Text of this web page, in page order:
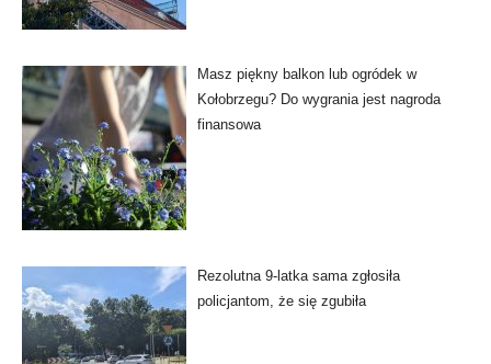
Masz piękny balkon lub ogródek w
Kołobrzegu? Do wygrania jest nagroda
finansowa
Rezolutna 9-latka sama zgłosiła
policjantom, że się zgubiła